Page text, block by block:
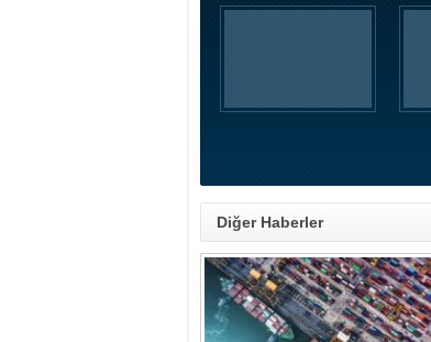
Diğer Haberler